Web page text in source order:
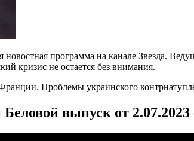
новостная программа на канале Звезда.
кризис не остается без внимания.
Проблемы украинского
выпуск от